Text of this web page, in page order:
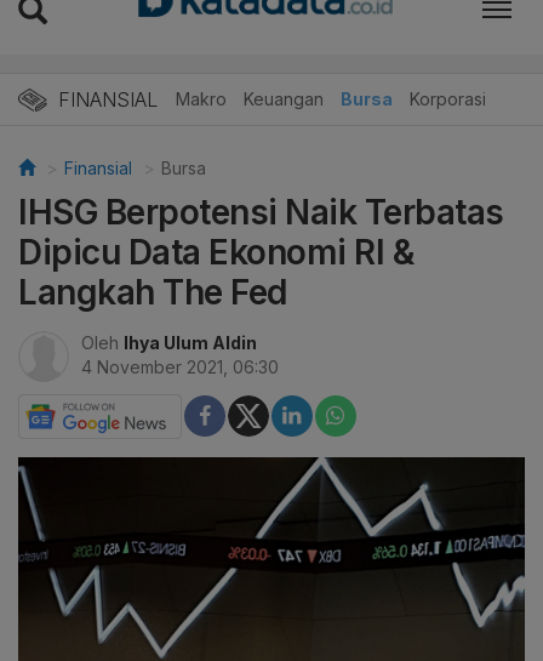
FINANSIAL Makro Keuangan Bursa Korporasi
Finansial Bursa
IHSG Berpotensi Naik Terbatas
Dipicu Data Ekonomi RI &
Langkah The Fed
Oleh Ihya Ulum Aldin
4 November 2021, 06:30